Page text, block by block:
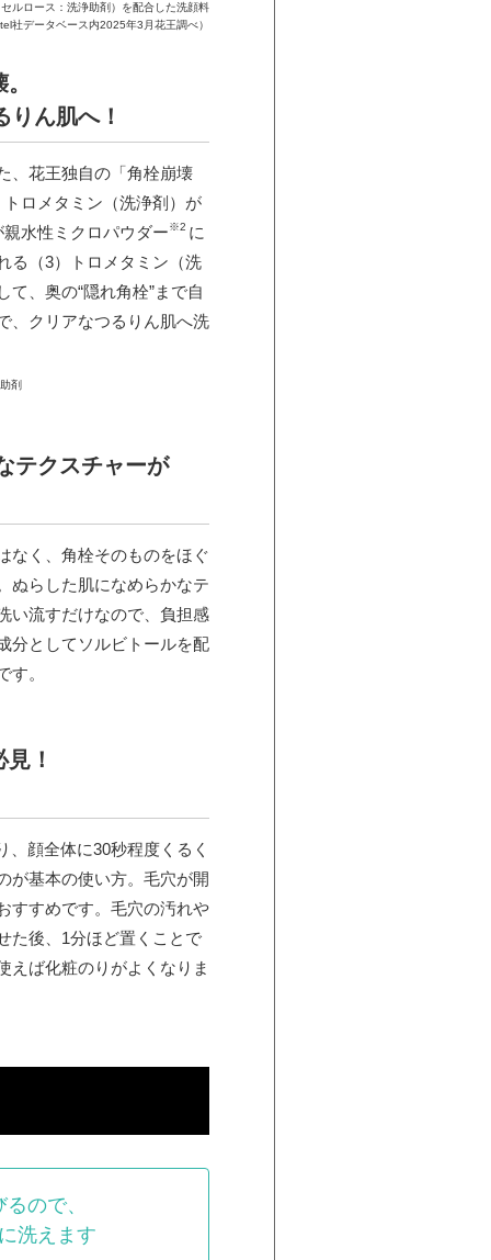
ルロース：洗浄助剤）を配合した洗顔料
社データベース内2025年3月花王調べ）
りん肌へ！
、花王独自の「角栓崩壊
ロメタミン（洗浄剤）が
水性ミクロパウダー※2 に
る（3）トロメタミン（洗
、奥の“隠れ角栓”まで自
、クリアなつるりん肌へ洗
剤
テクスチャーが
なく、角栓そのものをほぐ
ぬらした肌になめらかなテ
い流すだけなので、負担感
分としてソルビトールを配
す。
！
顔全体に30秒程度くるく
が基本の使い方。毛穴が開
すすめです。毛穴の汚れや
た後、1分ほど置くことで
えば化粧のりがよくなりま
ので、
洗えます